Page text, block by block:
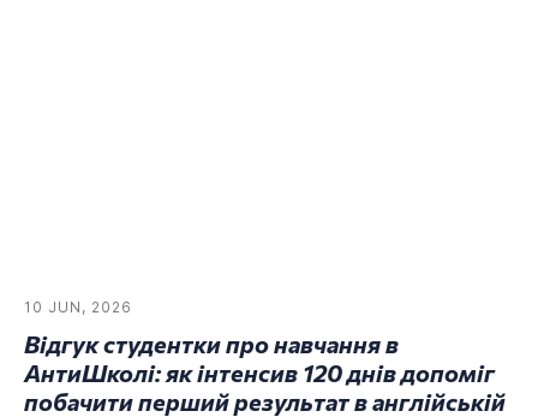
10 JUN, 2026
Відгук студентки про навчання в
АнтиШколі: як інтенсив 120 днів допоміг
побачити перший результат в англійській